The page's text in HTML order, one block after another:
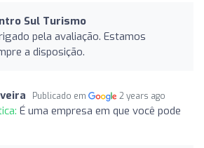
Sul Turismo
pela avaliação. Estamos
a disposição.
Publicado em 2 years ago
É uma empresa em que você pode